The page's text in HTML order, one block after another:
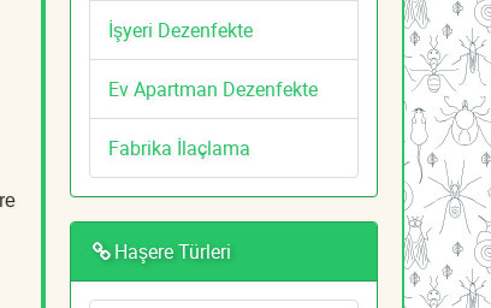
İşyeri Dezenfekte
Ev Apartman Dezenfekte
Fabrika İlaçlama
Haşere Türleri